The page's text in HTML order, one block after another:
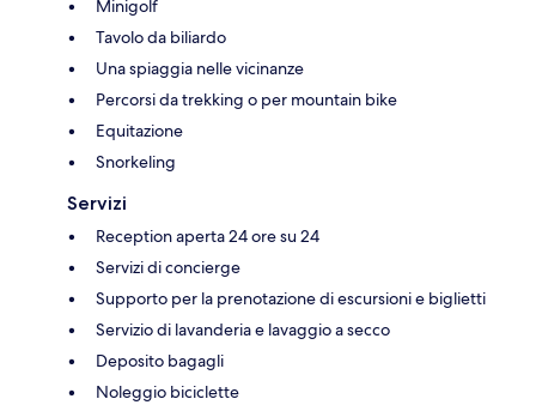
Minigolf
Tavolo da biliardo
Una spiaggia nelle vicinanze
Percorsi da trekking o per mountain bike
Equitazione
Snorkeling
Servizi
Reception aperta 24 ore su 24
Servizi di concierge
Supporto per la prenotazione di escursioni e biglietti
Servizio di lavanderia e lavaggio a secco
Deposito bagagli
Noleggio biciclette